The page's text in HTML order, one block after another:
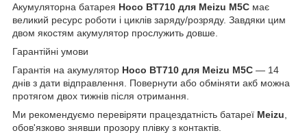
Акумуляторна батарея Hoco BT710 для Meizu M5C має
великий ресурс роботи і циклів заряду/розряду. Завдяки цим
двом якостям акумулятор прослужить довше.
Гарантійні умови
Гарантія на акумулятор Hoco BT710 для Meizu M5C ― 14
днів з дати відправлення. Повернути або обміняти акб можна
протягом двох тижнів після отримання.
Ми рекомендуємо перевіряти працездатність батареї Meizu
обов'язково знявши прозору плівку з контактів.